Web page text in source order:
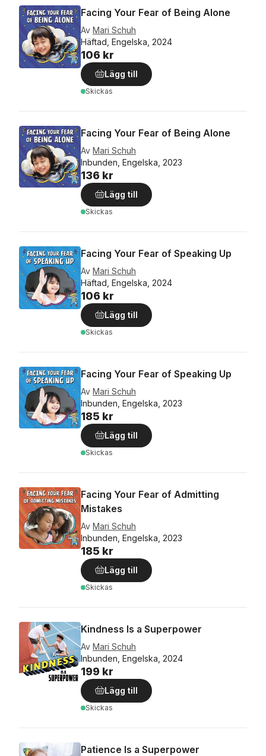
Facing Your Fear of Being Alone
Av Mari Schuh
Häftad, Engelska, 2024
106 kr
Lägg till
Skickas
Facing Your Fear of Being Alone
Av Mari Schuh
Inbunden, Engelska, 2023
136 kr
Lägg till
Skickas
Facing Your Fear of Speaking Up
Av Mari Schuh
Häftad, Engelska, 2024
106 kr
Lägg till
Skickas
Facing Your Fear of Speaking Up
Av Mari Schuh
Inbunden, Engelska, 2023
185 kr
Lägg till
Skickas
Facing Your Fear of Admitting
Mistakes
Av Mari Schuh
Inbunden, Engelska, 2023
185 kr
Lägg till
Skickas
Kindness Is a Superpower
Av Mari Schuh
Inbunden, Engelska, 2024
199 kr
Lägg till
Skickas
Patience Is a Superpower